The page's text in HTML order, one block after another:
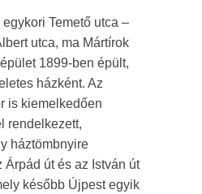
Temető utca –
utca, ma Mártírok
1899-ben épült,
házként. Az
is kiemelkedően
rendelkezett,
háztömbnyire
Árpád út és az István út
később Újpest egyik